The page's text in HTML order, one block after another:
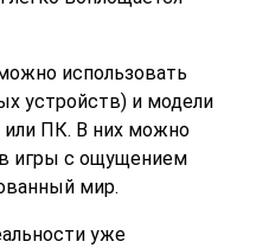
использовать
устройств) и модели
или ПК. В них можно
игры с ощущением
мир.
уже